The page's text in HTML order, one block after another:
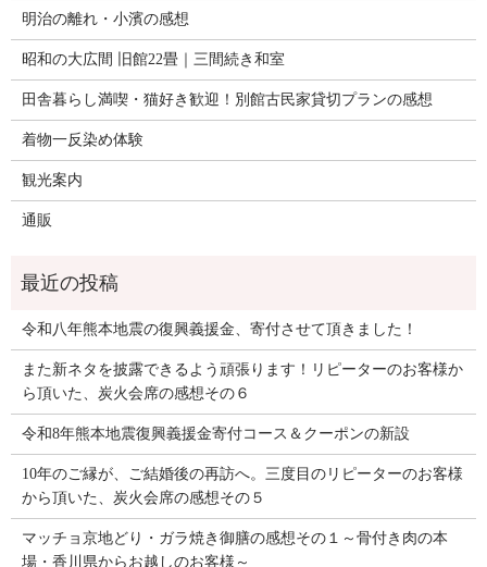
明治の離れ・小濱の感想
昭和の大広間 旧館22畳｜三間続き和室
田舎暮らし満喫・猫好き歓迎！別館古民家貸切プランの感想
着物一反染め体験
観光案内
通販
令和八年熊本地震の復興義援金、寄付させて頂きました！
また新ネタを披露できるよう頑張ります！リピーターのお客様か
ら頂いた、炭火会席の感想その６
令和8年熊本地震復興義援金寄付コース＆クーポンの新設
10年のご縁が、ご結婚後の再訪へ。三度目のリピーターのお客様
から頂いた、炭火会席の感想その５
マッチョ京地どり・ガラ焼き御膳の感想その１～骨付き肉の本
場・香川県からお越しのお客様～